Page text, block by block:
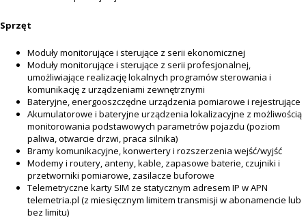
Sprzęt
Moduły monitorujące i sterujące z serii ekonomicznej
Moduły monitorujące i sterujące z serii profesjonalnej,
umożliwiające realizację lokalnych programów sterowania i
komunikację z urządzeniami zewnętrznymi
Bateryjne, energooszczędne urządzenia pomiarowe i rejestrujące
Akumulatorowe i bateryjne urządzenia lokalizacyjne z możliwością
monitorowania podstawowych parametrów pojazdu (poziom
paliwa, otwarcie drzwi, praca silnika)
Bramy komunikacyjne, konwertery i rozszerzenia wejść/wyjść
Modemy i routery, anteny, kable, zapasowe baterie, czujniki i
przetworniki pomiarowe, zasilacze buforowe
Telemetryczne karty SIM ze statycznym adresem IP w APN
telemetria.pl (z miesięcznym limitem transmisji w abonamencie lub
bez limitu)